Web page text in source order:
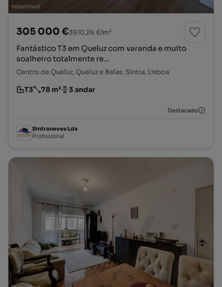
305 000 €3910,26 €/m²
Fantástico T3 em Queluz com varanda e muito
soalheiro totalmente re...
Centro de Queluz, Queluz e Belas, Sintra, Lisboa
Tipologia
T3
Preço por metro quadrado
78 m²
Andar 3 andar
Destacado
Sintraneves Lda
Profissional